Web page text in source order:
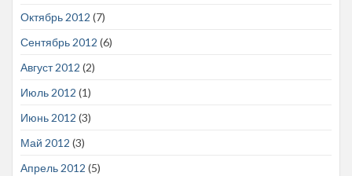
Октябрь 2012 (7)
Сентябрь 2012 (6)
Август 2012 (2)
Июль 2012 (1)
Июнь 2012 (3)
Май 2012 (3)
Апрель 2012 (5)